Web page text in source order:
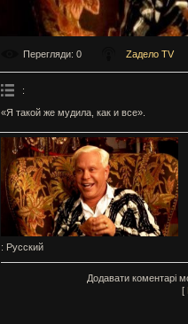
Перегляди: 0 Zадело TV
:
«Я такой же мудила, как и все».
: Русский
Додавати коментарі
[